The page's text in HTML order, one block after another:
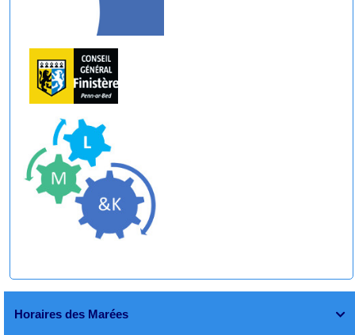

Horaires des Marées